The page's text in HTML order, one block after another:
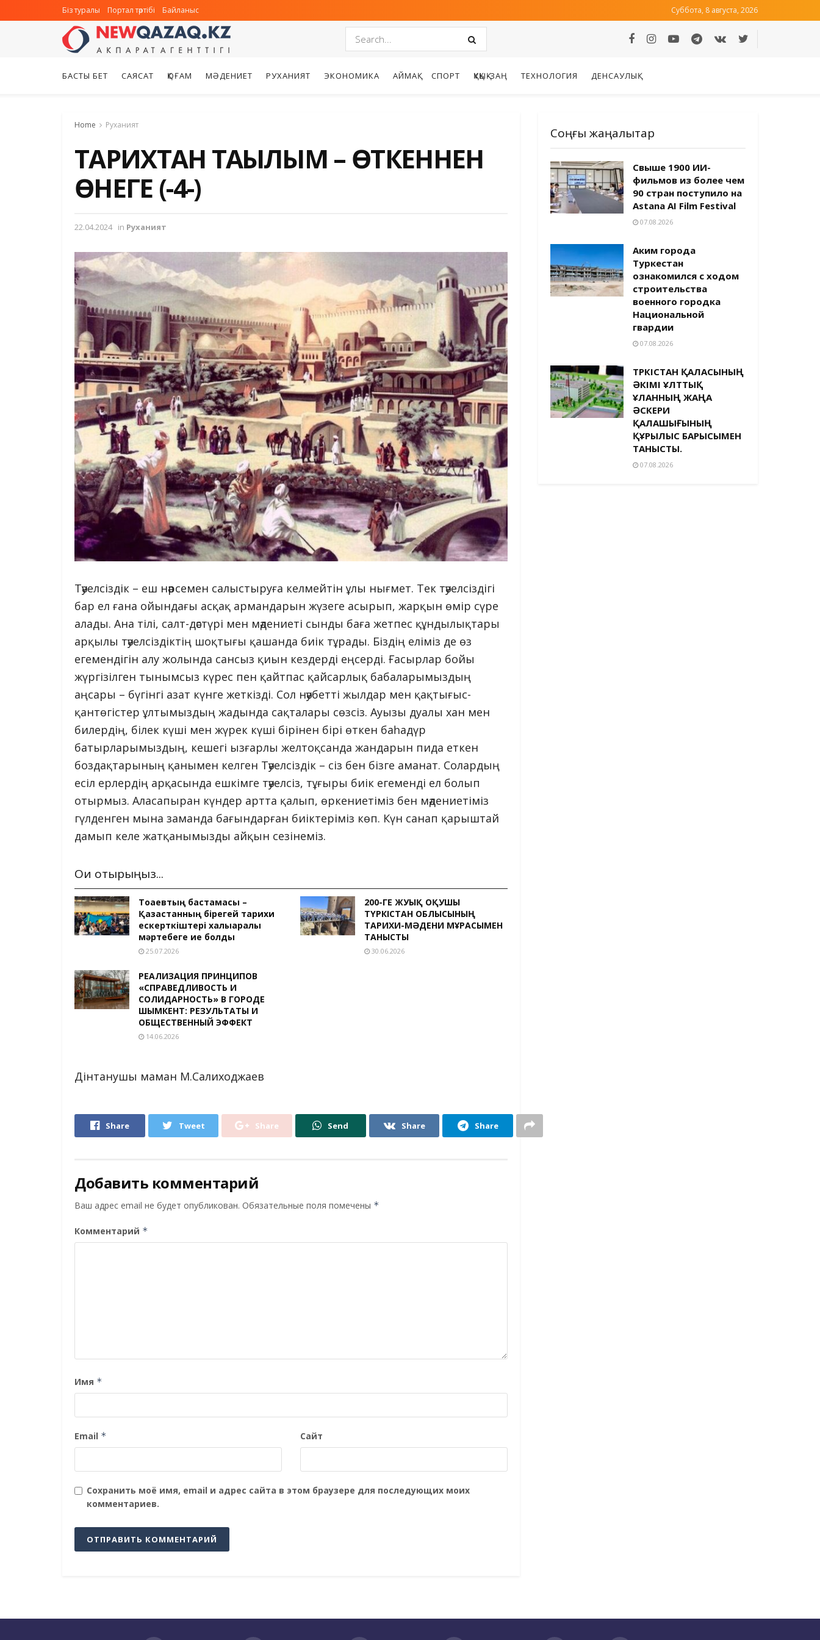
Біз туралы Портал тәртібі Байланыс Суббота, 8 августа, 2026
БАСТЫ БЕТ САЯСАТ ҚОҒАМ МӘДЕНИЕТ РУХАНИЯТ ЭКОНОМИКА АЙМАҚ СПОРТ ҚҰҚЫҚ-ЗАҢ ТЕХНОЛОГИЯ ДЕНСАУЛЫҚ
Home Руханият
ТАРИХТАН ТАҒЫЛЫМ – ӨТКЕННЕН
ӨНЕГЕ (-4-)
22.04.2024 in Руханият
Тәуелсіздік – еш нәрсемен салыстыруға келмейтін ұлы нығмет. Тек тәуелсіздігі
бар ел ғана ойындағы асқақ армандарын жүзеге асырып, жарқын өмір сүре
алады. Ана тілі, салт-дәстүрі мен мәдениеті сынды баға жетпес құндылықтары
арқылы тәуелсіздіктің шоқтығы қашанда биік тұрады. Біздің еліміз де өз
егемендігін алу жолында сансыз қиын кездерді еңсерді. Ғасырлар бойы
жүргізілген тынымсыз күрес пен қайтпас қайсарлық бабаларымыздың
аңсары – бүгінгі азат күнге жеткізді. Сол нәубетті жылдар мен қақтығыс-
қантөгістер ұлтымыздың жадында сақталары сөзсіз. Ауызы дуалы хан мен
билердің, білек күші мен жүрек күші бірінен бірі өткен баһадүр
батырларымыздың, кешегі ызғарлы желтоқсанда жандарын пида еткен
боздақтарының қанымен келген Тәуелсіздік – сіз бен бізге аманат. Солардың
есіл ерлердің арқасында ешкімге тәуелсіз, тұғыры биік егеменді ел болып
отырмыз. Аласапыран күндер артта қалып, өркениетіміз бен мәдениетіміз
гүлденген мына заманда бағындарған биіктеріміз көп. Күн санап қарыштай
дамып келе жатқанымызды айқын сезінеміз.
Оқи отырыңыз...
Тоқаевтың бастамасы –
Қазақстанның бірегей тарихи
ескерткіштері халықаралық
мәртебеге ие болды
25.07.2026
200-ГЕ ЖУЫҚ ОҚУШЫ
ТҮРКІСТАН ОБЛЫСЫНЫҢ
ТАРИХИ-МӘДЕНИ МҰРАСЫМЕН
ТАНЫСТЫ
30.06.2026
РЕАЛИЗАЦИЯ ПРИНЦИПОВ
«СПРАВЕДЛИВОСТЬ И
СОЛИДАРНОСТЬ» В ГОРОДЕ
ШЫМКЕНТ: РЕЗУЛЬТАТЫ И
ОБЩЕСТВЕННЫЙ ЭФФЕКТ
14.06.2026
Дінтанушы маман М.Салиходжаев
Share Tweet Share Send Share Share
Добавить комментарий
Ваш адрес email не будет опубликован. Обязательные поля помечены *
Комментарий *
Имя *
Email * Сайт
Сохранить моё имя, email и адрес сайта в этом браузере для последующих моих
комментариев.
Соңғы жаңалықтар
Свыше 1900 ИИ-
фильмов из более чем
90 стран поступило на
Astana AI Film Festival
07.08.2026
Аким города
Туркестан
ознакомился с ходом
строительства
военного городка
Национальной
гвардии
07.08.2026
ТҮРКІСТАН ҚАЛАСЫНЫҢ
ӘКІМІ ҰЛТТЫҚ
ҰЛАННЫҢ ЖАҢА
ӘСКЕРИ
ҚАЛАШЫҒЫНЫҢ
ҚҰРЫЛЫС БАРЫСЫМЕН
ТАНЫСТЫ.
07.08.2026